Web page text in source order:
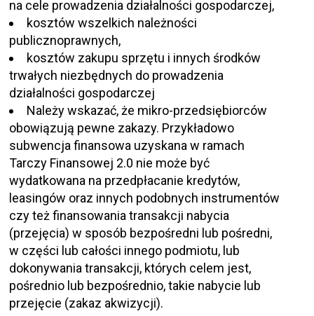
na cele prowadzenia działalności gospodarczej,
kosztów wszelkich należności
publicznoprawnych,
kosztów zakupu sprzętu i innych środków
trwałych niezbędnych do prowadzenia
działalności gospodarczej
Należy wskazać, że mikro-przedsiębiorców
obowiązują pewne zakazy. Przykładowo
subwencja finansowa uzyskana w ramach
Tarczy Finansowej 2.0 nie może być
wydatkowana na przedpłacanie kredytów,
leasingów oraz innych podobnych instrumentów
czy też finansowania transakcji nabycia
(przejęcia) w sposób bezpośredni lub pośredni,
w części lub całości innego podmiotu, lub
dokonywania transakcji, których celem jest,
pośrednio lub bezpośrednio, takie nabycie lub
przejęcie (zakaz akwizycji).